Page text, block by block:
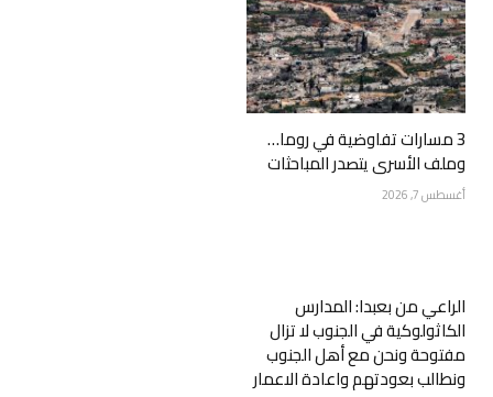
3 مسارات تفاوضية في روما…
وملف الأسرى يتصدر المباحثات
أغسطس 7, 2026
الراعي من بعبدا: المدارس
الكاثولوكية في الجنوب لا تزال
مفتوحة ونحن مع أهل الجنوب
ونطالب بعودتهم واعادة الاعمار